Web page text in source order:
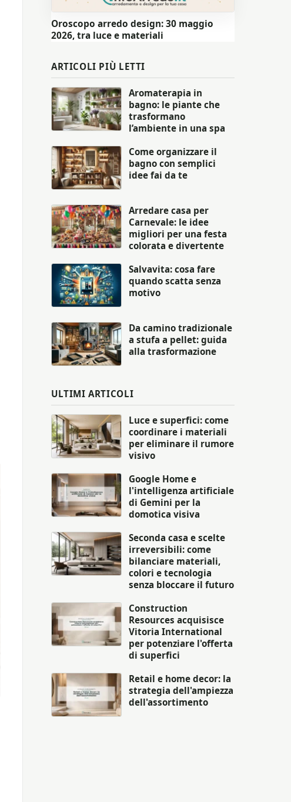
Oroscopo arredo design: 30 maggio
2026, tra luce e materiali
ARTICOLI PIÙ LETTI
Aromaterapia in
bagno: le piante che
trasformano
l’ambiente in una spa
Come organizzare il
bagno con semplici
idee fai da te
Arredare casa per
Carnevale: le idee
migliori per una festa
colorata e divertente
Salvavita: cosa fare
quando scatta senza
motivo
Da camino tradizionale
a stufa a pellet: guida
alla trasformazione
ULTIMI ARTICOLI
Luce e superfici: come
coordinare i materiali
per eliminare il rumore
visivo
Google Home e
l'intelligenza artificiale
di Gemini per la
domotica visiva
Seconda casa e scelte
irreversibili: come
bilanciare materiali,
colori e tecnologia
senza bloccare il futuro
Construction
Resources acquisisce
Vitoria International
per potenziare l'offerta
di superfici
Retail e home decor: la
strategia dell'ampiezza
dell'assortimento